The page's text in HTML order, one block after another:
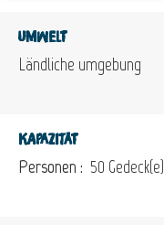
Umwelt
Ländliche umgebung
Kapazität
Personen : 50 Gedeck(e)